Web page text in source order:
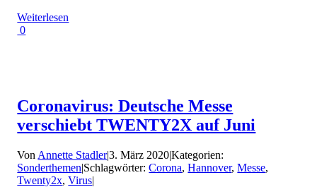
Weiterlesen
0
Coronavirus: Deutsche Messe
verschiebt TWENTY2X auf Juni
Von Annette Stadler|3. März 2020|Kategorien:
Sonderthemen|Schlagwörter:Corona,Hannover,Messe,
Twenty2x,Virus|